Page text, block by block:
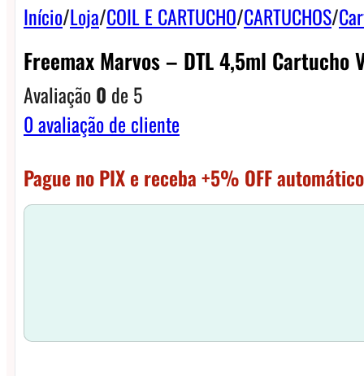
Início/Loja/COIL E CARTUCHO/CARTUCHOS/
Freemax Marvos – DTL 4,5ml Cartucho
Avaliação0 de 5
0avaliação de cliente
Pague no PIX e receba +5% OFF